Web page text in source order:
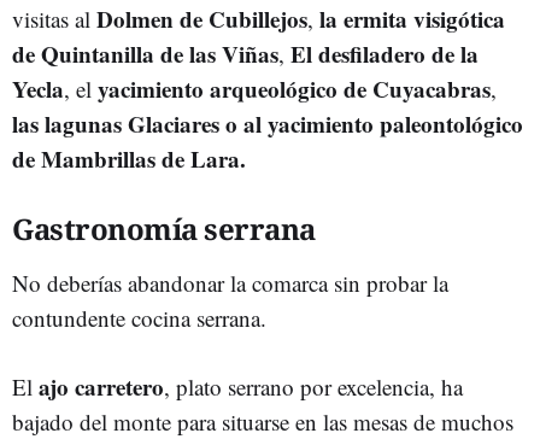
visitas al Dolmen de Cubillejos, la ermita visigótica
de Quintanilla de las Viñas, El desfiladero de la
Yecla, el yacimiento arqueológico de Cuyacabras,
las lagunas Glaciares o al yacimiento paleontológico
de Mambrillas de Lara.
Gastronomía serrana
No deberías abandonar la comarca sin probar la
contundente cocina serrana.
El ajo carretero, plato serrano por excelencia, ha
bajado del monte para situarse en las mesas de muchos